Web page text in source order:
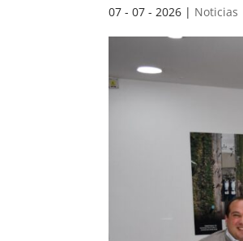
07 - 07 - 2026 | Noticias